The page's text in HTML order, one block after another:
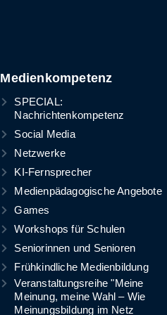
Medienkompetenz
SPECIAL:
Nachrichtenkompetenz
Social Media
Netzwerke
KI-Fernsprecher
Medienpädagogische Angebote
Games
Workshops für Schulen
Seniorinnen und Senioren
Frühkindliche Medienbildung
Veranstaltungsreihe "Meine
Meinung, meine Wahl – Wie
Meinungsbildung im Netz